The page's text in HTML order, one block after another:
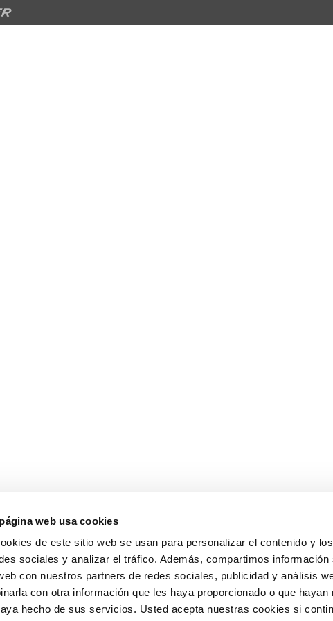
web usa cookies
de este sitio web se usan para personalizar el contenido y
sociales y analizar el tráfico. Además, compartimos información
con nuestros partners de redes sociales, publicidad y análisis
con otra información que les haya proporcionado o que
hecho de sus servicios. Usted acepta nuestras cookies si